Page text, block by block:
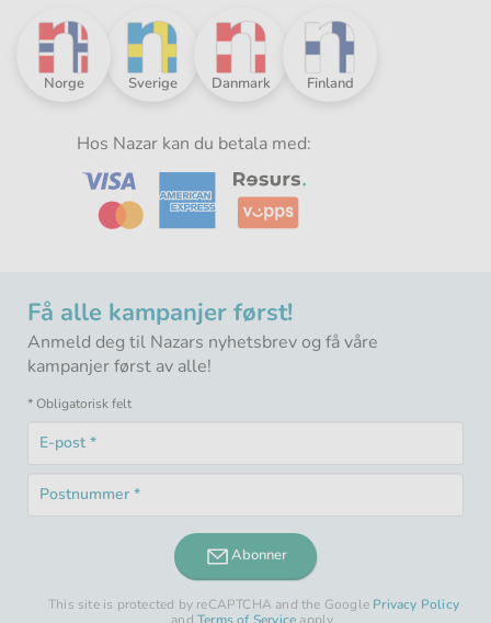
Nazar
-
Sverige
Nazar
-
Danmark
Nazar
-
Finland
Nazar
Norge
Hos Nazar kan du betala med:
Få alle kampanjer først!
Anmeld deg til Nazars nyhetsbrev og få våre
kampanjer først av alle!
* Obligatorisk felt
E-
post
felt
Postnummer
Obligatorisk
Abonner
This site is protected by reCAPTCHA and the Google Privacy Policy
andTerms of Service apply.